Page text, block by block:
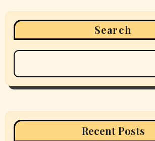
Search
Recent Posts